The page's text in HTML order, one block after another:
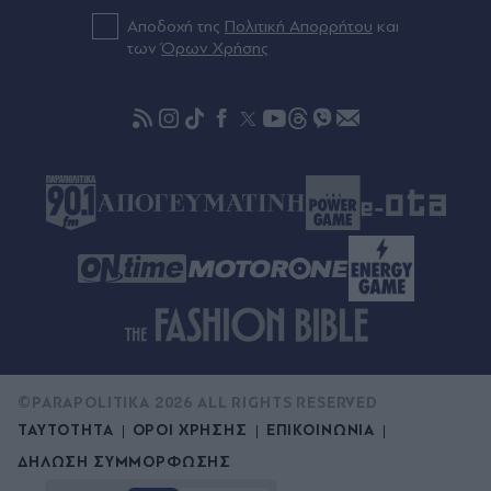
αιτήσεις για διακοπές µε επιδότηση έως 600
Όλο το σχέδιο ανάπλασης της ∆ΕΘ: Μέχρι το
Αποδοχή της Πολιτική Απορρήτου και
τωνΌρων Χρήσης
ΤΑΥΤΟΤΗΤΑ ΟΡΟΙ ΧΡΗΣΗΣ
ΕΠΙΚΟΙΝΩΝΙΑ
ΔΗΛΩΣΗ ΣΥΜΜΟΡΦΩΣΗΣ
©PARAPOLITIKA 2026 ALL RIGHTS RESERVED